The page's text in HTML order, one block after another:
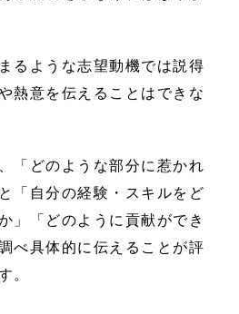
るような志望動機では説得
熱意を伝えることはできな
「どのような部分に惹かれ
「自分の経験・スキルをど
」「どのように貢献ができ
べ具体的に伝えることが評
。